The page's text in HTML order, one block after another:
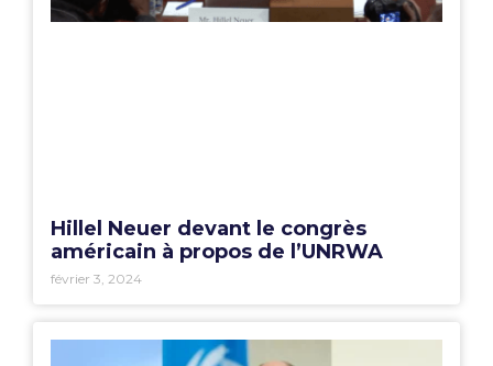
Hillel Neuer devant le congrès
américain à propos de l’UNRWA
février 3, 2024